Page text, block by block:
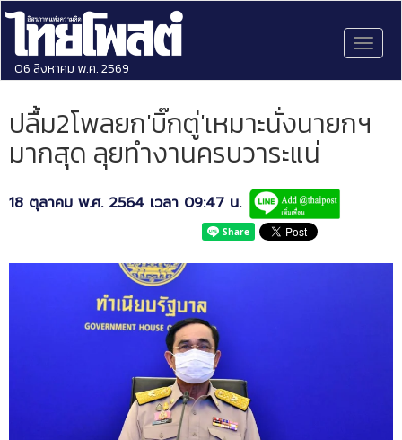
06 สิงหาคม พ.ศ. 2569
ปลื้ม2โพลยก'บิ๊กตู่'เหมาะนั่งนายกฯ
มากสุด ลุยทำงานครบวาระแน่
18 ตุลาคม พ.ศ. 2564 เวลา 09:47 น.